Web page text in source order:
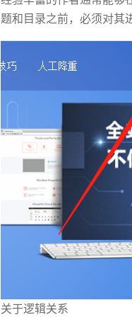
题和目录之前，必须对其
关于逻辑关系